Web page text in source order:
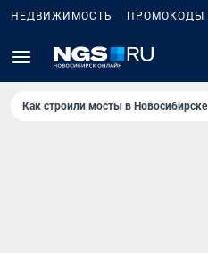
НЕДВИЖИМОСТЬ ПРОМОКОДЫ
Как строили мосты в Новосибирске